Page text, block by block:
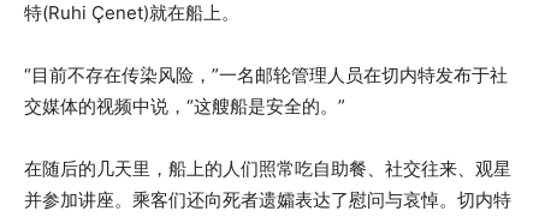
特(Ruhi Çenet)就在船上。
“目前不存在传染风险，”一名邮轮管理人员在切内特发布于社
交媒体的视频中说，“这艘船是安全的。”
在随后的几天里，船上的人们照常吃自助餐、社交往来、观星
并参加讲座。乘客们还向死者遗孀表达了慰问与哀悼。切内特